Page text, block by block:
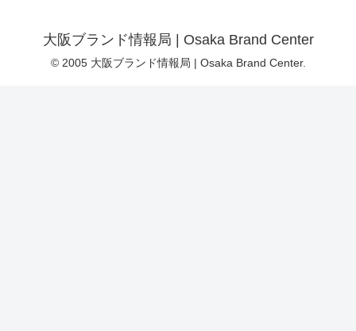
大阪ブランド情報局 | Osaka Brand Center
© 2005 大阪ブランド情報局 | Osaka Brand Center.